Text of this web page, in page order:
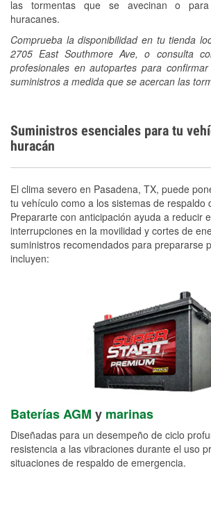
las tormentas que se avecinan o
huracanes.
Comprueba la disponibilidad en tu tienda
2705 East Southmore Ave, o consulta
profesionales en autopartes para
suministros a medida que se acercan las
Suministros esenciales para tu
huracán
El clima severo en Pasadena, TX, puede
tu vehículo como a los sistemas de respaldo
Prepararte con anticipación ayuda a reducir
interrupciones en la movilidad y cortes de
suministros recomendados para prepararse
incluyen:
Baterías AGM y marinas
Diseñadas para un desempeño de ciclo
resistencia a las vibraciones durante el uso
situaciones de respaldo de emergencia.